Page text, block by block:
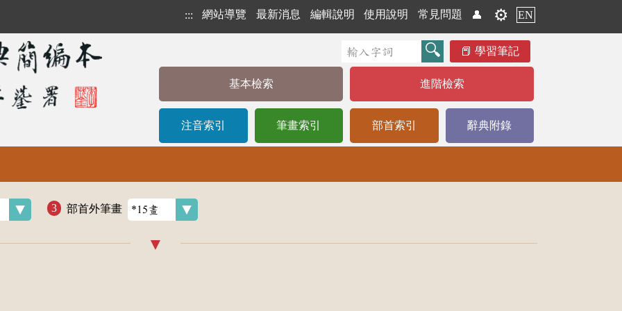
::: 網站導覽 最新消息 編輯說明 使用說明 常見問題 👤 ⚙️ EN
學習筆記
基本檢索 進階檢索
注音索引 筆畫索引 部首索引 辭典附錄
部首外筆畫